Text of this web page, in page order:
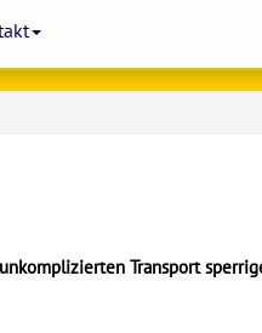
Transport